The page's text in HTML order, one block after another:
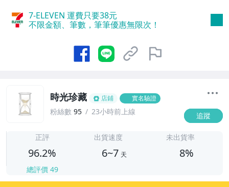
7-ELEVEN 運費只要38元
不限金額、筆數，筆筆優惠無限次！
時光珍藏 店鋪 實名驗證
粉絲數 95 23小時前上線 追蹤
正評
96.2%
總評價 49
出貨速度
6~7 天
未出貨率
8%